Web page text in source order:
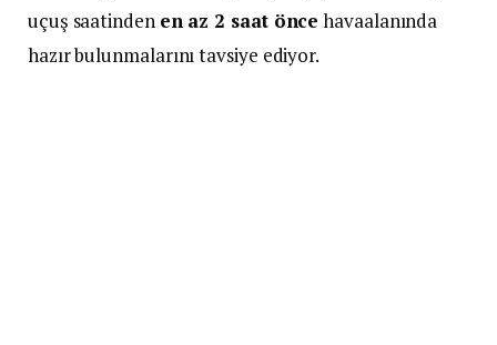
uçuş saatinden en az 2 saat önce havaalanında
hazır bulunmalarını tavsiye ediyor.